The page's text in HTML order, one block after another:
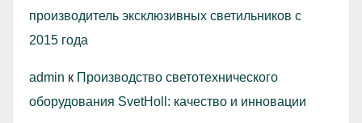
производитель эксклюзивных светильников с
2015 года
admin к Производство светотехнического
оборудования SvetHoll: качество и инновации